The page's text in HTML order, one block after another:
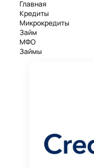
Главная
Кредиты
Микрокредиты
Займ
МФО
Займы